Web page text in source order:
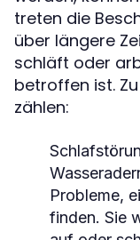
treten die
über längere
schläft oder
betroffen ist.
zählen:
Probleme,
finden. Sie